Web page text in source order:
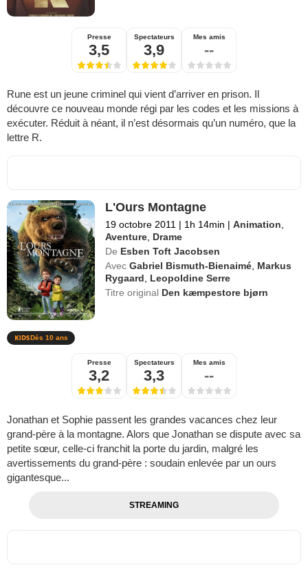
Presse
3,5
Spectateurs
3,9
Mes amis
--
Rune est un jeune criminel qui vient d’arriver en prison. Il
découvre ce nouveau monde régi par les codes et les missions à
exécuter. Réduit à néant, il n’est désormais qu’un numéro, que la
lettre R.
L'Ours Montagne
19 octobre 2011 | 1h 14min | Animation
Aventure Drame
De Esben Toft Jacobsen
Avec Gabriel Bismuth-Bienaimé Markus
Rygaard
Leopoldine Serre
Titre original Den kæmpestore bjørn
Dès 10 ans
Presse
3,2
Spectateurs
3,3
Mes amis
--
Jonathan et Sophie passent les grandes vacances chez leur
grand-père à la montagne. Alors que Jonathan se dispute avec sa
petite sœur, celle-ci franchit la porte du jardin, malgré les
avertissements du grand-père : soudain enlevée par un ours
gigantesque...
STREAMING